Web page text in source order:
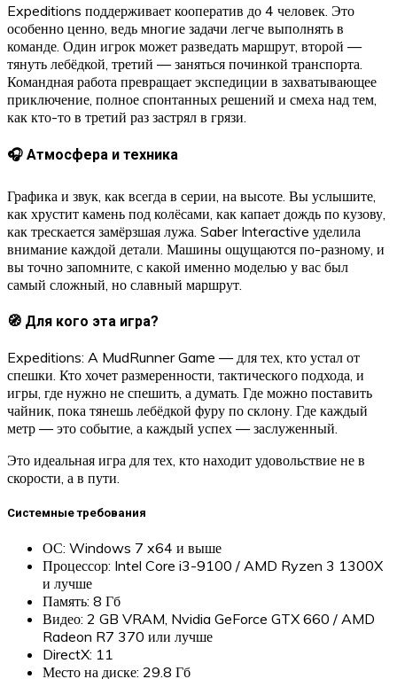
Expeditions поддерживает кооператив до 4 человек. Это
особенно ценно, ведь многие задачи легче выполнять в
команде. Один игрок может разведать маршрут, второй —
тянуть лебёдкой, третий — заняться починкой транспорта.
Командная работа превращает экспедиции в захватывающее
приключение, полное спонтанных решений и смеха над тем,
как кто-то в третий раз застрял в грязи.
🎧 Атмосфера и техника
Графика и звук, как всегда в серии, на высоте. Вы услышите,
как хрустит камень под колёсами, как капает дождь по кузову,
как трескается замёрзшая лужа. Saber Interactive уделила
внимание каждой детали. Машины ощущаются по-разному, и
вы точно запомните, с какой именно моделью у вас был
самый сложный, но славный маршрут.
🧭 Для кого эта игра?
Expeditions: A MudRunner Game — для тех, кто устал от
спешки. Кто хочет размеренности, тактического подхода, и
игры, где нужно не спешить, а думать. Где можно поставить
чайник, пока тянешь лебёдкой фуру по склону. Где каждый
метр — это событие, а каждый успех — заслуженный.
Это идеальная игра для тех, кто находит удовольствие не в
скорости, а в пути.
Системные требования
ОС: Windows 7 x64 и выше
Процессор: Intel Core i3-9100 / AMD Ryzen 3 1300X
и лучше
Память: 8 Гб
Видео: 2 GB VRAM, Nvidia GeForce GTX 660 / AMD
Radeon R7 370 или лучше
DirectX: 11
Место на диске: 29.8 Гб